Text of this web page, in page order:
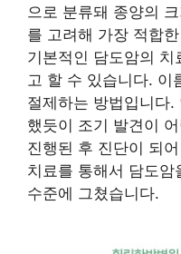
으로 분류돼 종양의
를 고려해 가장 적합
기본적인 담도암의
고 할 수 있습니다. 이
절제하는 방법입니다
했듯이 조기 발견이
진행된 후 진단이 되
치료를 통해서 담도
수준에 그쳤습니다.